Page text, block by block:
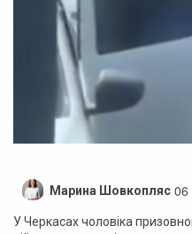
Марина Шовкопляс 06
У Черкасах чоловіка